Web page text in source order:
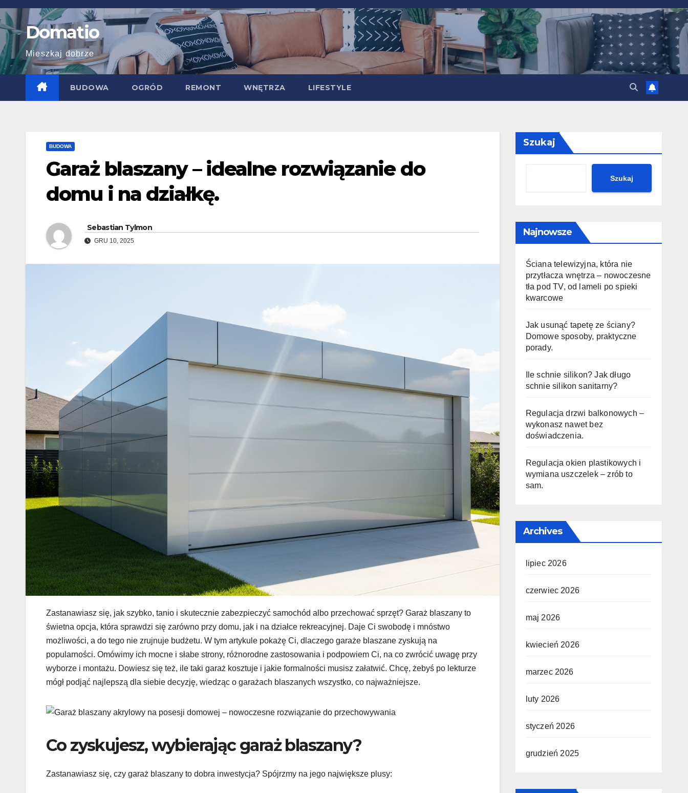
Skip
to
content Domatio
Mieszkaj dobrze
BUDOWA OGRÓD REMONT WNĘTRZA LIFESTYLE
BUDOWA
Garaż blaszany – idealne rozwiązanie do
domu i na działkę.
Sebastian Tylmon
GRU 10, 2025
Zastanawiasz się, jak szybko, tanio i skutecznie zabezpieczyć samochód albo przechować sprzęt? Garaż blaszany to
świetna opcja, która sprawdzi się zarówno przy domu, jak i na działce rekreacyjnej. Daje Ci swobodę i mnóstwo
możliwości, a do tego nie zrujnuje budżetu. W tym artykule pokażę Ci, dlaczego garaże blaszane zyskują na
popularności. Omówimy ich mocne i słabe strony, różnorodne zastosowania i podpowiem Ci, na co zwrócić uwagę przy
wyborze i montażu. Dowiesz się też, ile taki garaż kosztuje i jakie formalności musisz załatwić. Chcę, żebyś po lekturze
mógł podjąć najlepszą dla siebie decyzję, wiedząc o garażach blaszanych wszystko, co najważniejsze.
Co zyskujesz, wybierając garaż blaszany?
Zastanawiasz się, czy garaż blaszany to dobra inwestycja? Spójrzmy na jego największe plusy:
Szukaj
Szukaj
Najnowsze
Ściana telewizyjna, która nie
przytłacza wnętrza – nowoczesne
tła pod TV, od lameli po spieki
kwarcowe
Jak usunąć tapetę ze ściany?
Domowe sposoby, praktyczne
porady.
Ile schnie silikon? Jak długo
schnie silikon sanitarny?
Regulacja drzwi balkonowych –
wykonasz nawet bez
doświadczenia.
Regulacja okien plastikowych i
wymiana uszczelek – zrób to
sam.
Archives
lipiec 2026
czerwiec 2026
maj 2026
kwiecień 2026
marzec 2026
luty 2026
styczeń 2026
grudzień 2025